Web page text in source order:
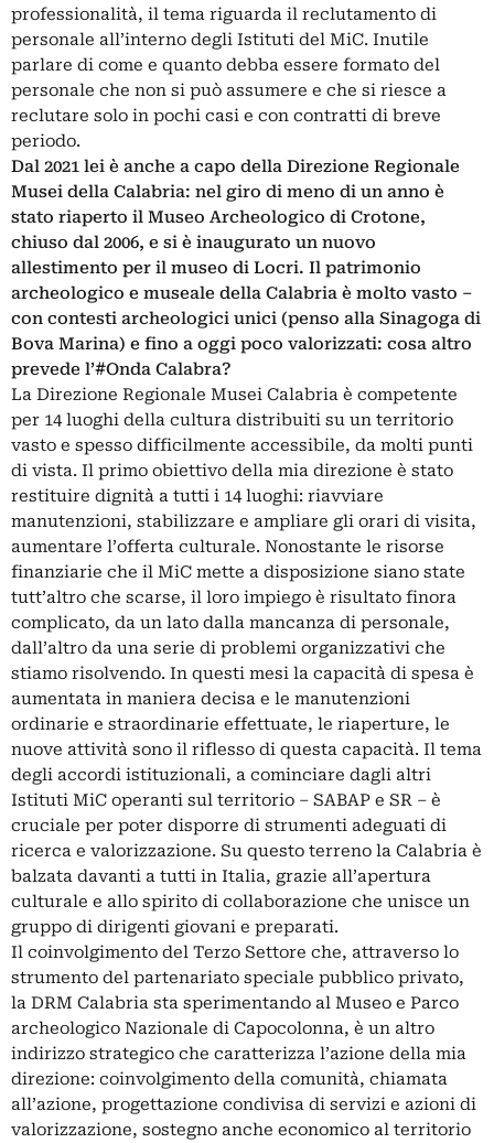
professionalità, il tema riguarda il reclutamento di
personale all’interno degli Istituti del MiC. Inutile
parlare di come e quanto debba essere formato del
personale che non si può assumere e che si riesce a
reclutare solo in pochi casi e con contratti di breve
periodo.
Dal 2021 lei è anche a capo della Direzione Regionale
Musei della Calabria: nel giro di meno di un anno è
stato riaperto il Museo Archeologico di Crotone,
chiuso dal 2006, e si è inaugurato un nuovo
allestimento per il museo di Locri. Il patrimonio
archeologico e museale della Calabria è molto vasto –
con contesti archeologici unici (penso alla Sinagoga di
Bova Marina) e fino a oggi poco valorizzati: cosa altro
prevede l’#Onda Calabra?
La Direzione Regionale Musei Calabria è competente
per 14 luoghi della cultura distribuiti su un territorio
vasto e spesso difficilmente accessibile, da molti punti
di vista. Il primo obiettivo della mia direzione è stato
restituire dignità a tutti i 14 luoghi: riavviare
manutenzioni, stabilizzare e ampliare gli orari di visita,
aumentare l’offerta culturale. Nonostante le risorse
finanziarie che il MiC mette a disposizione siano state
tutt’altro che scarse, il loro impiego è risultato finora
complicato, da un lato dalla mancanza di personale,
dall’altro da una serie di problemi organizzativi che
stiamo risolvendo. In questi mesi la capacità di spesa è
aumentata in maniera decisa e le manutenzioni
ordinarie e straordinarie effettuate, le riaperture, le
nuove attività sono il riflesso di questa capacità. Il tema
degli accordi istituzionali, a cominciare dagli altri
Istituti MiC operanti sul territorio – SABAP e SR – è
cruciale per poter disporre di strumenti adeguati di
ricerca e valorizzazione. Su questo terreno la Calabria è
balzata davanti a tutti in Italia, grazie all’apertura
culturale e allo spirito di collaborazione che unisce un
gruppo di dirigenti giovani e preparati.
Il coinvolgimento del Terzo Settore che, attraverso lo
strumento del partenariato speciale pubblico privato,
la DRM Calabria sta sperimentando al Museo e Parco
archeologico Nazionale di Capocolonna, è un altro
indirizzo strategico che caratterizza l’azione della mia
direzione: coinvolgimento della comunità, chiamata
all’azione, progettazione condivisa di servizi e azioni di
valorizzazione, sostegno anche economico al territorio